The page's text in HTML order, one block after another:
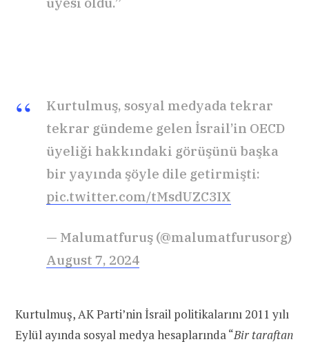
Kurtulmuş, sosyal medyada tekrar
tekrar gündeme gelen İsrail’in OECD
üyeliği hakkındaki görüşünü başka
bir yayında şöyle dile getirmişti:
pic.twitter.com/tMsdUZC3IX
— Malumatfuruş (@malumatfurusorg)
August 7, 2024
Kurtulmuş, AK Parti’nin İsrail politikalarını 2011 yılı
Eylül ayında sosyal medya hesaplarında “Bir taraftan